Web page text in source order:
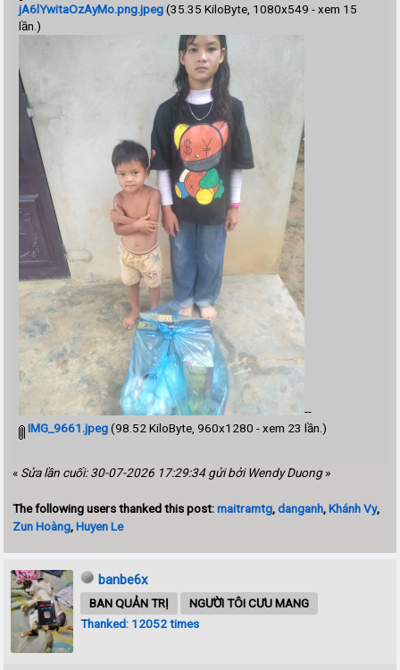
jA6lYwitaOzAyMo.png.jpeg(35.35 KiloByte, 1080x549 - xem 15
lần.)
--
IMG_9661.jpeg(98.52 KiloByte, 960x1280 - xem 23 lần.)
« Sửa lần cuối: 30-07-2026 17:29:34 gửi bởi Wendy Duong»
The following users thanked this post:maitramtg,danganh,Khánh Vy,
Zun Hoàng,Huyen Le
banbe6x
BAN QUẢN TRỊ
NGƯỜI TÔI CƯU MANG
Thanked: 12052 times